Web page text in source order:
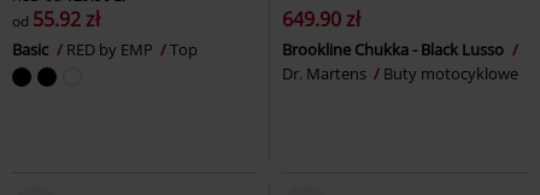
od 55.92 zł
Basic RED by EMP Top
649.90 zł
Brookline Chukka - Black Lusso
Dr. Martens
Buty motocyklowe